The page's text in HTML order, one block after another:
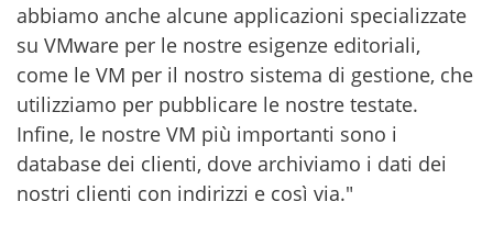
abbiamo anche alcune applicazioni specializzate
su VMware per le nostre esigenze editoriali,
come le VM per il nostro sistema di gestione, che
utilizziamo per pubblicare le nostre testate.
Infine, le nostre VM più importanti sono i
database dei clienti, dove archiviamo i dati dei
nostri clienti con indirizzi e così via."